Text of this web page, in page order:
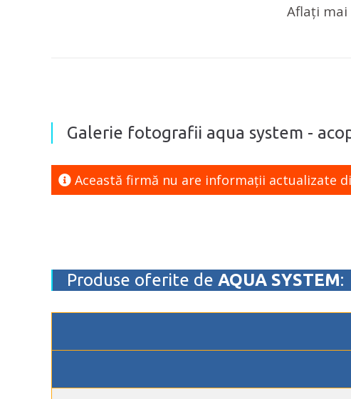
Aflați
Galerie fotografii aqua system -
Această firmă nu are informaţii actualizate
Produse oferite de AQUA SYSTEM: